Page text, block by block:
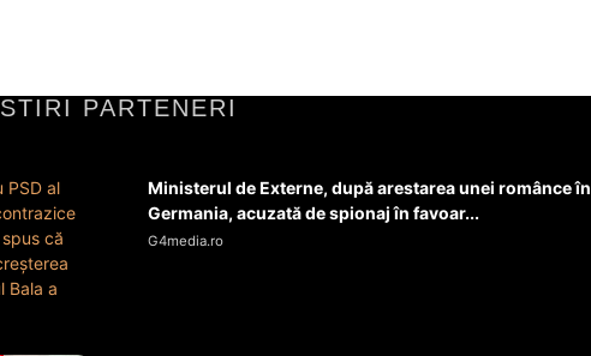
STIRI PARTENERI
Ministerul de Externe, după arestarea unei românce în
Germania, acuzată de spionaj în favoar...
G4media.ro